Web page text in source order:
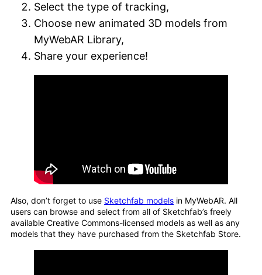
Select the type of tracking,
Choose new animated 3D models from
MyWebAR Library,
Share your experience!
Also, don’t forget to use Sketchfab models in MyWebAR. All
users can browse and select from all of Sketchfab’s freely
available Creative Commons-licensed models as well as any
models that they have purchased from the Sketchfab Store.